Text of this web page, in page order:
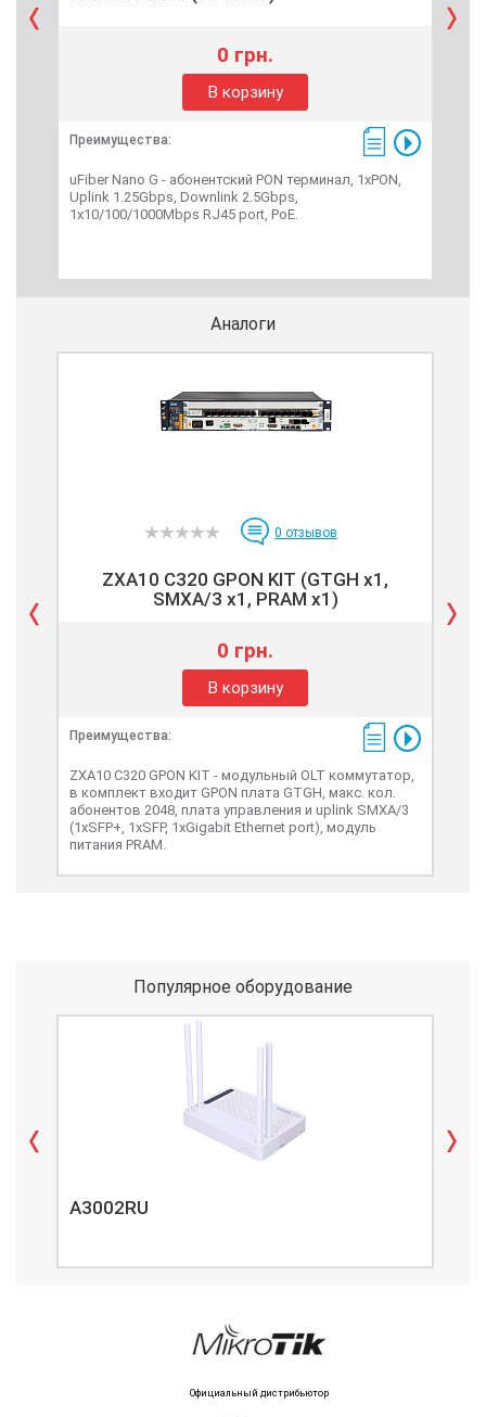
0 грн.
В корзину
Преимущества:
uFiber Nano G - абонентский PON терминал, 1xPON,
Uplink 1.25Gbps, Downlink 2.5Gbps,
1x10/100/1000Mbps RJ45 port, PoE.
Аналоги
0 отзывов
ZXA10 C320 GPON KIT (GTGH x1,
SMXA/3 x1, PRAM x1)
0 грн.
В корзину
Преимущества:
ZXA10 C320 GPON KIT - модульный OLT коммутатор,
в комплект входит GPON плата GTGH, макс. кол.
абонентов 2048, плата управления и uplink SMXA/3
(1xSFP+, 1xSFP, 1xGigabit Ethernet port), модуль
питания PRAM.
Популярное оборудование
A3002RU
Официальный дистрибьютор